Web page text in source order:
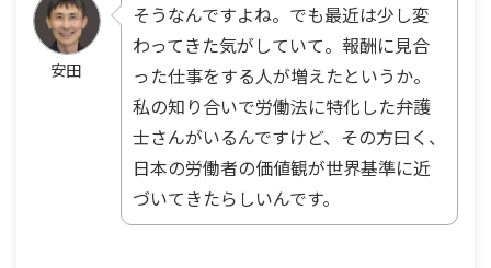
安田
そうなんですよね。でも最近は少し変
わってきた気がしていて。報酬に見合
った仕事をする人が増えたというか。
私の知り合いで労働法に特化した弁護
士さんがいるんですけど、その方曰く、
日本の労働者の価値観が世界基準に近
づいてきたらしいんです。